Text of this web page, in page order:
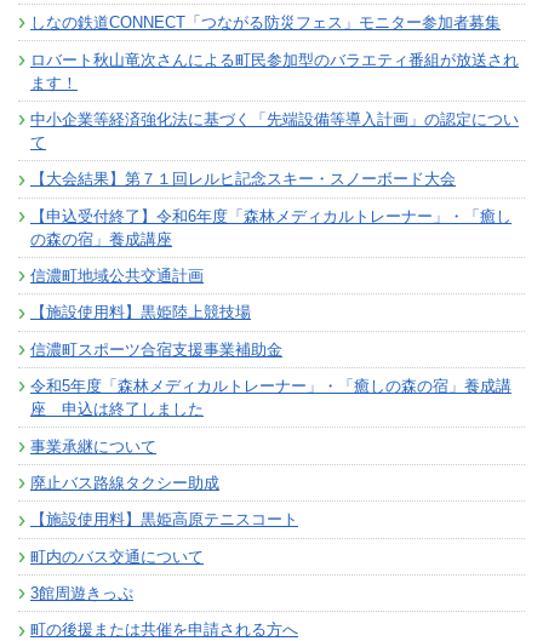
しなの鉄道CONNECT「つながる防災フェス」モニター参加者募集
ロバート秋山竜次さんによる町民参加型のバラエティ番組が放送され
ます！
中小企業等経済強化法に基づく「先端設備等導入計画」の認定につい
て
【大会結果】第７１回レルヒ記念スキー・スノーボード大会
【申込受付終了】令和6年度「森林メディカルトレーナー」・「癒し
の森の宿」養成講座
信濃町地域公共交通計画
【施設使用料】黒姫陸上競技場
信濃町スポーツ合宿支援事業補助金
令和5年度「森林メディカルトレーナー」・「癒しの森の宿」養成講
座 申込は終了しました
事業承継について
廃止バス路線タクシー助成
【施設使用料】黒姫高原テニスコート
町内のバス交通について
3館周遊きっぷ
町の後援または共催を申請される方へ